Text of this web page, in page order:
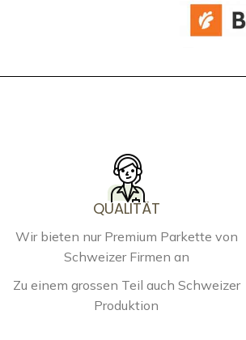
QUALITÄT
Wir bieten nur Premium Parkette von
Schweizer Firmen an
Zu einem grossen Teil auch Schweizer
Produktion